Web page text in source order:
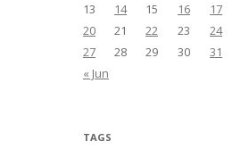
« Jun
13
14 15 16 17
20
21 22 23 24
27
28 29 30 31
TAGS